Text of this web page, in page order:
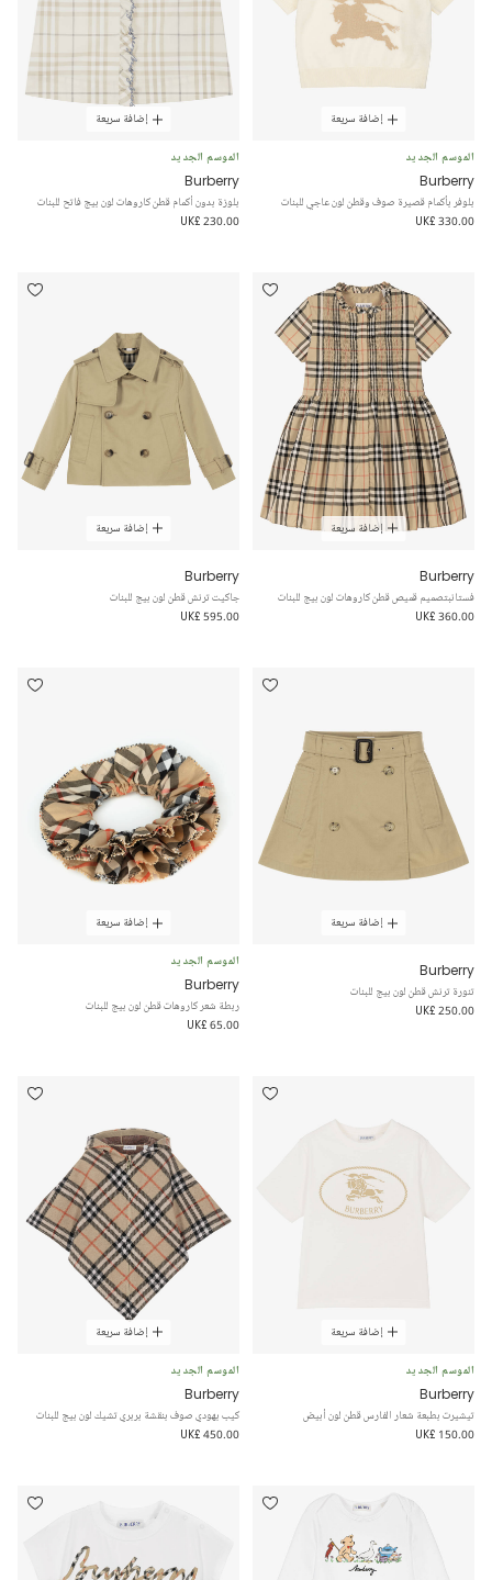
إضافة سريعة
الموسم الجديد
Burberry
بلوفر بأكمام قصيرة صوف وقطن لون عاجي للبنات
UK£ 330.00
إضافة سريعة
الموسم الجديد
Burberry
بلوزة بدون أكمام قطن كاروهات لون بيج فاتح للبنات
UK£ 230.00
إضافة سريعة
Burberry
فستانبتصميم قميص قطن كاروهات لون بيج للبنات
UK£ 360.00
إضافة سريعة
Burberry
جاكيت ترنش قطن لون بيج للبنات
UK£ 595.00
إضافة سريعة
Burberry
تنورة ترنش قطن لون بيج للبنات
UK£ 250.00
إضافة سريعة
الموسم الجديد
Burberry
ربطة شعر كاروهات قطن لون بيج للبنات
UK£ 65.00
إضافة سريعة
الموسم الجديد
Burberry
تيشيرت بطبعة شعار الفارس قطن لون أبيض
UK£ 150.00
إضافة سريعة
الموسم الجديد
Burberry
كيب بهودي صوف بنقشة بربري تشيك لون بيج للبنات
UK£ 450.00